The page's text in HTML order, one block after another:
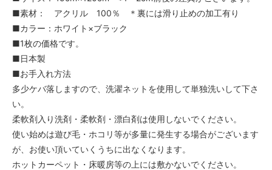
■素材： アクリル 100％ ＊裏には滑り止めの加工有り
■カラー：ホワイト×ブラック
■1枚の価格です。
■日本製
■お手入れ方法
多少ケバ落しますので、洗濯ネットを使用して単独洗いして下さ
い。
柔軟剤入り洗剤・柔軟剤・漂白剤は使用しないでください。
使い始めは遊び毛・ホコリ等が多量に発生する場合がございます
が、お使い頂いていくうちに出なくなります。
ホットカーペット・床暖房等の上には敷かないでください。